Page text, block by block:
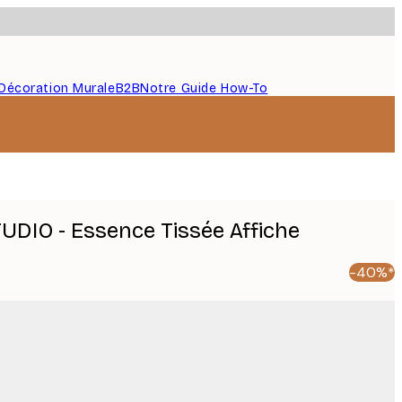
MuraleB2BNotre Guide How-To
- Essence Tissée Affiche
-40%*